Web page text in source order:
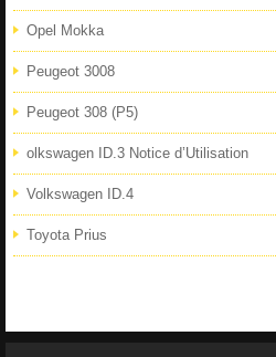
Opel Mokka
Peugeot 3008
Peugeot 308 (P5)
olkswagen ID.3 Notice d’Utilisation
Volkswagen ID.4
Toyota Prius